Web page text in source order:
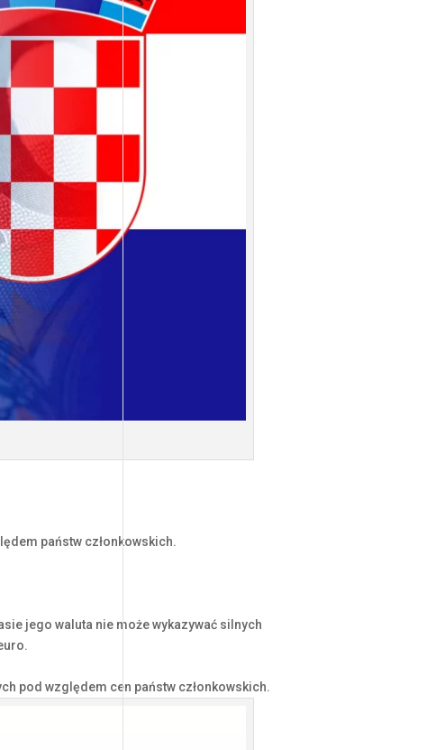
państw członkowskich.
jego waluta nie może wykazywać silnych
pod względem cen państw członkowskich.